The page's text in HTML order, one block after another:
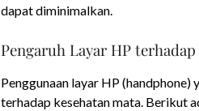
dapat diminimalkan.
Pengaruh Layar HP
Penggunaan layar HP
terhadap kesehatan mata. Berikut